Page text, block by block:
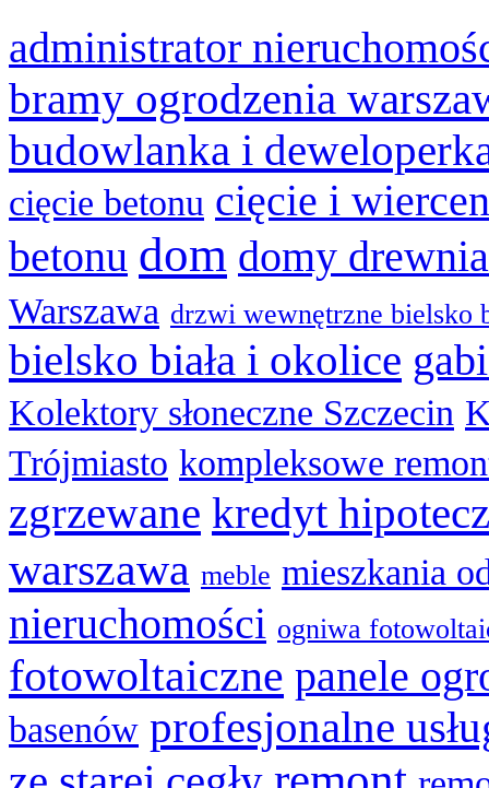
administrator
bramy ogrodzenia
budowlanka i
cięcie betonu cięcie i
betonu dom domy
Warszawa drzwi wewnętrzne bielsko
bielsko biała i okolice
Kolektory słoneczne Szczecin
Trójmiasto kompleksowe
zgrzewane kredyt
warszawa meble mieszkania
nieruchomości ogniwa
fotowoltaiczne panele
basenów profesjonalne